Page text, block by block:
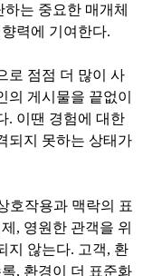
는 중요한 매개체
력에 기여한다.
로 점점 더 많이 사
게시물을 끝없이
. 이땐 경험에 대한
되지 못하는 상태가
호작용과 맥락의 표
, 영원한 관객을 위
지 않는다. 고객, 환
, 환경이 더 표준화